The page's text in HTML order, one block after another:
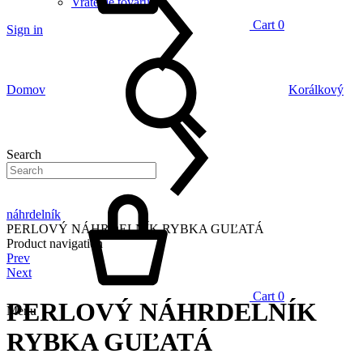
Sign in
Search
Cart 0
Menu
Cart 0
Domov Korálkový
náhrdelník
PERLOVÝ NÁHRDELNÍK RYBKA GUĽATÁ
Product navigation
Prev
Next
PERLOVÝ NÁHRDELNÍK
RYBKA GUĽATÁ